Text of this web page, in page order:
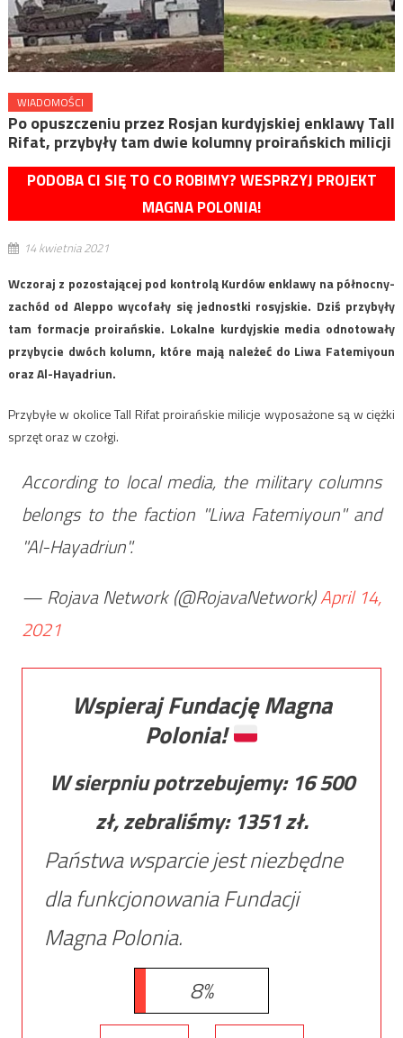
WIADOMOŚCI
Po opuszczeniu przez Rosjan kurdyjskiej enklawy Tall
Rifat, przybyły tam dwie kolumny proirańskich milicji
PODOBA CI SIĘ TO CO ROBIMY? WESPRZYJ PROJEKT
MAGNA POLONIA!
14 kwietnia 2021
Wczoraj z pozostającej pod kontrolą Kurdów enklawy na północny-
zachód od Aleppo wycofały się jednostki rosyjskie. Dziś przybyły
tam formacje proirańskie. Lokalne kurdyjskie media odnotowały
przybycie dwóch kolumn, które mają należeć do Liwa Fatemiyoun
oraz Al-Hayadriun.
Przybyłe w okolice Tall Rifat proirańskie milicje wyposażone są w ciężki
sprzęt oraz w czołgi.
According to local media, the military columns
belongs to the faction "Liwa Fatemiyoun" and
"Al-Hayadriun".
— Rojava Network (@RojavaNetwork)April 14,
2021
Wspieraj Fundację Magna
Polonia!
W sierpniu potrzebujemy: 16 500
zł, zebraliśmy: 1351zł.
Państwa wsparcie jest niezbędne
dla funkcjonowania Fundacji
Magna Polonia.
8%